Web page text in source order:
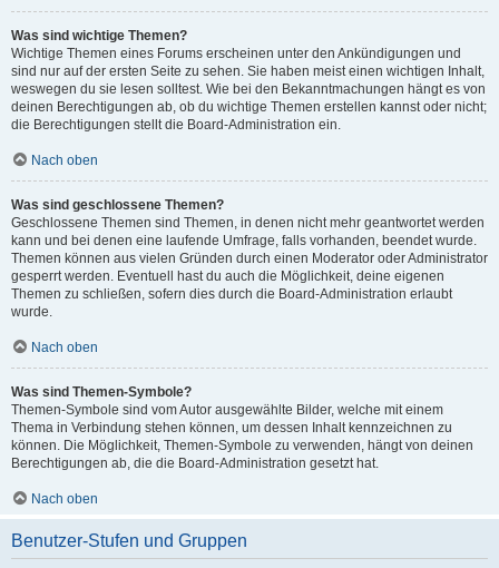
Was sind wichtige Themen?
Wichtige Themen eines Forums erscheinen unter den Ankündigungen und
sind nur auf der ersten Seite zu sehen. Sie haben meist einen wichtigen Inhalt,
weswegen du sie lesen solltest. Wie bei den Bekanntmachungen hängt es von
deinen Berechtigungen ab, ob du wichtige Themen erstellen kannst oder nicht;
die Berechtigungen stellt die Board-Administration ein.
Nach oben
Was sind geschlossene Themen?
Geschlossene Themen sind Themen, in denen nicht mehr geantwortet werden
kann und bei denen eine laufende Umfrage, falls vorhanden, beendet wurde.
Themen können aus vielen Gründen durch einen Moderator oder Administrator
gesperrt werden. Eventuell hast du auch die Möglichkeit, deine eigenen
Themen zu schließen, sofern dies durch die Board-Administration erlaubt
wurde.
Nach oben
Was sind Themen-Symbole?
Themen-Symbole sind vom Autor ausgewählte Bilder, welche mit einem
Thema in Verbindung stehen können, um dessen Inhalt kennzeichnen zu
können. Die Möglichkeit, Themen-Symbole zu verwenden, hängt von deinen
Berechtigungen ab, die die Board-Administration gesetzt hat.
Nach oben
Benutzer-Stufen und Gruppen